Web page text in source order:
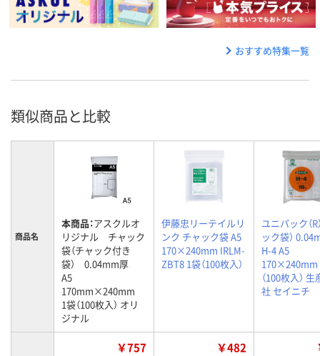
おすすめ特集一覧
類似商品と比較
商品名
本商品：アスクルオ
リジナル チャック
袋（チャック付き
袋） 0.04mm厚
A5
170mm×240mm
1袋（100枚入） オリ
ジナル
伊藤忠リーテイルリ
ンク チャック袋 A5
170×240mm IRLM-
ZBT8 1袋（100枚入）
ユニパック（R
ック袋）
H-4 A5
170×240mm
（100枚入）
社 セイニチ
￥757 ￥482